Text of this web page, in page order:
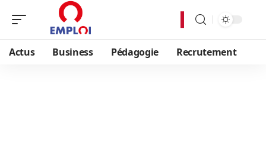
Actus Business Pédagogie Recrutement